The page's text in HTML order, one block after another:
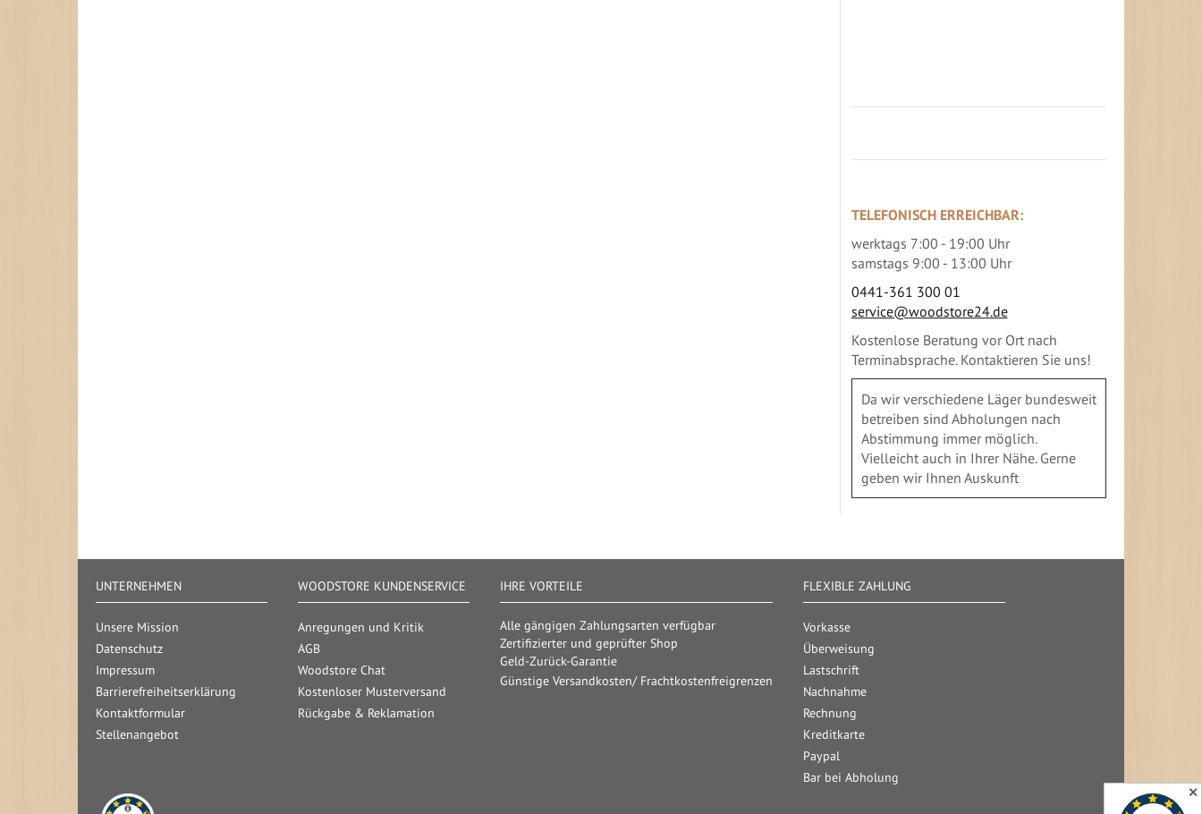
TELEFONISCH ERREICHBAR:
werktags 7:00 - 19:00 Uhr
samstags 9:00 - 13:00 Uhr
0441-361 300 01
service@woodstore24.de
Kostenlose Beratung vor Ort nach
Terminabsprache. Kontaktieren Sie uns!
Da wir verschiedene Läger bundesweit
betreiben sind Abholungen nach
Abstimmung immer möglich.
Vielleicht auch in Ihrer Nähe. Gerne
geben wir Ihnen Auskunft
UNTERNEHMEN
Unsere Mission
Datenschutz
Impressum
Barrierefreiheitserklärung
Kontaktformular
Stellenangebot
WOODSTORE KUNDENSERVICE
Anregungen und Kritik
AGB
Woodstore Chat
Kostenloser Musterversand
Rückgabe & Reklamation
IHRE VORTEILE
Alle gängigen Zahlungsarten verfügbar
Zertifizierter und geprüfter Shop
Geld-Zurück-Garantie
Günstige Versandkosten/ Frachtkostenfreigrenzen
FLEXIBLE ZAHLUNG
Vorkasse
Überweisung
Lastschrift
Nachnahme
Rechnung
Kreditkarte
Paypal
Bar bei Abholung
✕